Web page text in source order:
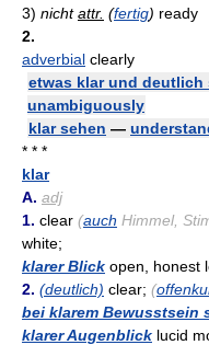
3) nichtattr. (fertig) ready
2.
adverbial clearly
etwas klar und deutlich
unambiguously
klar sehen —
* * *
klar
A. adj
1. clear (auch Himmel,
white;
klarer Blick open, honest
2. (deutlich) clear; (
bei klarem Bewusstsein
klarer Augenblick lucid